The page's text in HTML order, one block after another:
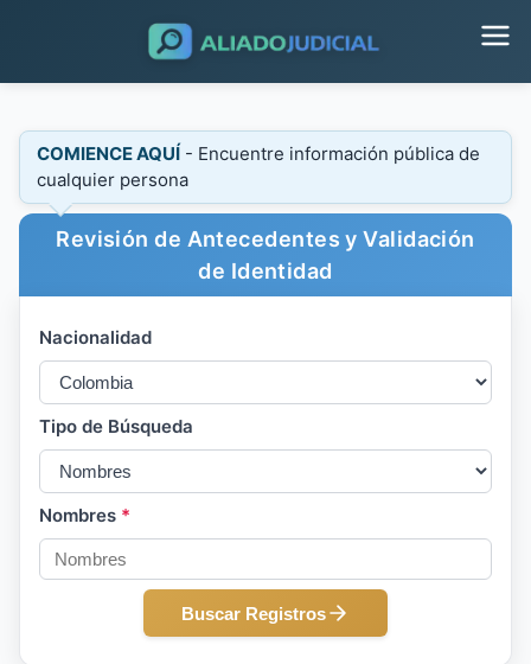
COMIENCE AQUÍ - Encuentre información pública de
cualquier persona
Revisión de Antecedentes y Validación
de Identidad
Nacionalidad
Tipo de Búsqueda
Nombres *
Buscar Registros